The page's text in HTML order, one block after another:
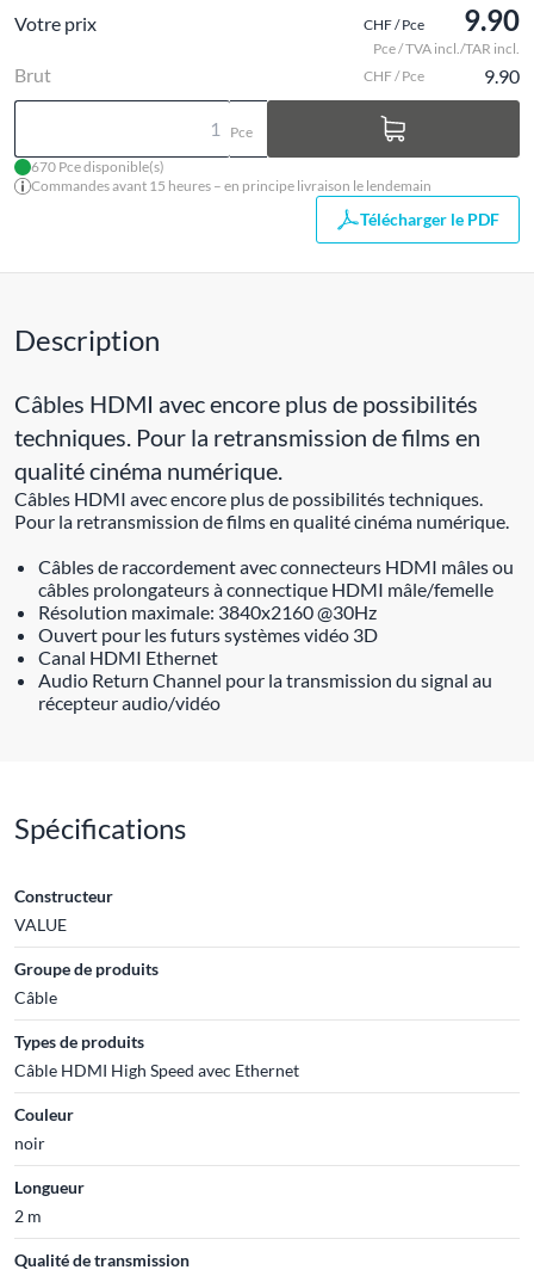
Votre prix CHF / Pce 9.90
Pce / TVA incl./TAR incl.
Brut CHF / Pce 9.90
Pce
670 Pce disponible(s)
Commandes avant 15 heures – en principe livraison le lendemain
Télécharger le PDF
Description
Câbles HDMI avec encore plus de possibilités
techniques. Pour la retransmission de films en
qualité cinéma numérique.
Câbles HDMI avec encore plus de possibilités techniques.
Pour la retransmission de films en qualité cinéma numérique.
Câbles de raccordement avec connecteurs HDMI mâles ou
câbles prolongateurs à connectique HDMI mâle/femelle
Résolution maximale: 3840x2160 @30Hz
Ouvert pour les futurs systèmes vidéo 3D
Canal HDMI Ethernet
Audio Return Channel pour la transmission du signal au
récepteur audio/vidéo
Spécifications
Constructeur
VALUE
Groupe de produits
Câble
Types de produits
Câble HDMI High Speed avec Ethernet
Couleur
noir
Longueur
2 m
Qualité de transmission